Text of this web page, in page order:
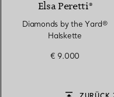
Elsa Peretti®
Diamonds by the Yard®
Halskette
€ 9.000